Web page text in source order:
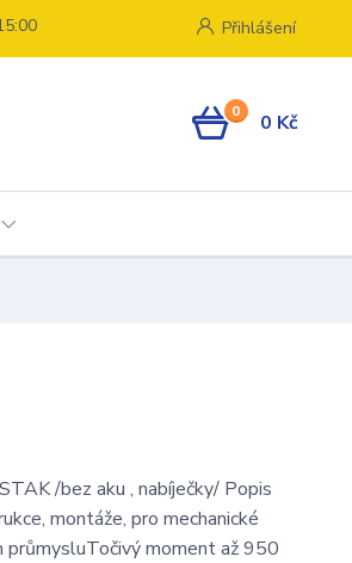
Přihlášení
0 0 Kč
/bez aku , nabíječky/ Popis
montáže, pro mechanické
průmysluTočivý moment až 950